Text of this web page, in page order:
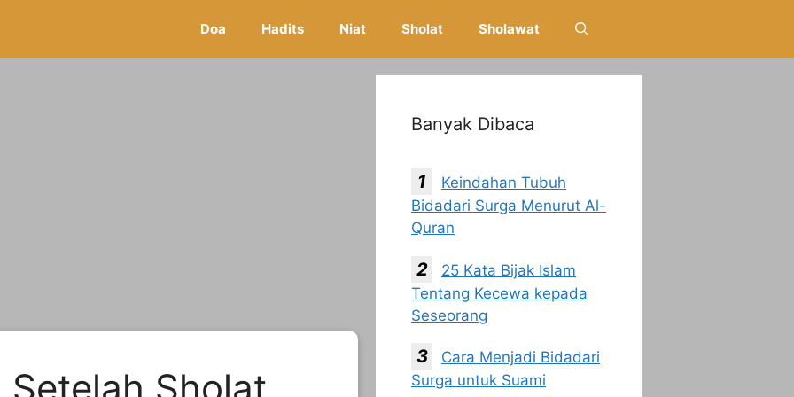
Doa Hadits Niat Sholat Sholawat
Setelah Sholat
Banyak Dibaca
Keindahan Tubuh
Bidadari Surga Menurut Al-
Quran
25 Kata Bijak Islam
Tentang Kecewa kepada
Seseorang
Cara Menjadi Bidadari
Surga untuk Suami